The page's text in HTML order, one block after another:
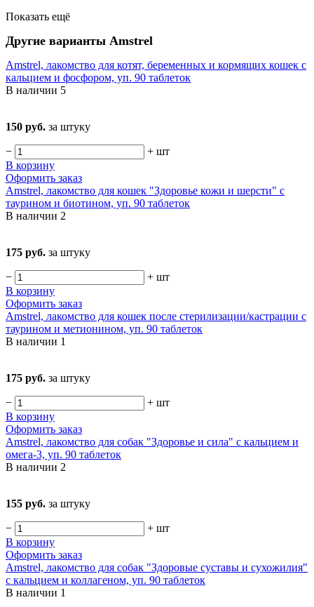
Показать ещё
Другие варианты Amstrel
Amstrel, лакомство для котят, беременных и кормящих кошек с
кальцием и фосфором, уп. 90 таблеток
В наличии 5
150 руб. за штуку
− + шт
В корзину
Оформить заказ
Amstrel, лакомство для кошек "Здоровье кожи и шерсти" с
таурином и биотином, уп. 90 таблеток
В наличии 2
175 руб. за штуку
− + шт
В корзину
Оформить заказ
Amstrel, лакомство для кошек после стерилизации/кастрации с
таурином и метионином, уп. 90 таблеток
В наличии 1
175 руб. за штуку
− + шт
В корзину
Оформить заказ
Amstrel, лакомство для собак "Здоровье и сила" с кальцием и
омега-3, уп. 90 таблеток
В наличии 2
155 руб. за штуку
− + шт
В корзину
Оформить заказ
Amstrel, лакомство для собак "Здоровые суставы и сухожилия"
с кальцием и коллагеном, уп. 90 таблеток
В наличии 1